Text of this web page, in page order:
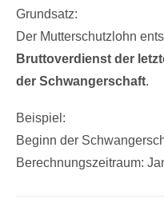
Grundsatz:
Der Mutterschutzlohn
Bruttoverdienst der
der Schwangerschaft.
Beispiel:
Beginn der
Berechnungszeitraum: